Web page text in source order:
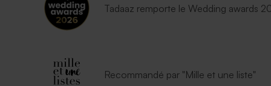
Tadaaz remporte le Wedding awards
Recommandé par "Mille et une liste"